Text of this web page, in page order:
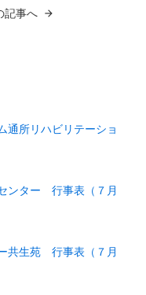
記事へ
通所リハビリテーショ
ンター 行事表（７月
共生苑 行事表（７月